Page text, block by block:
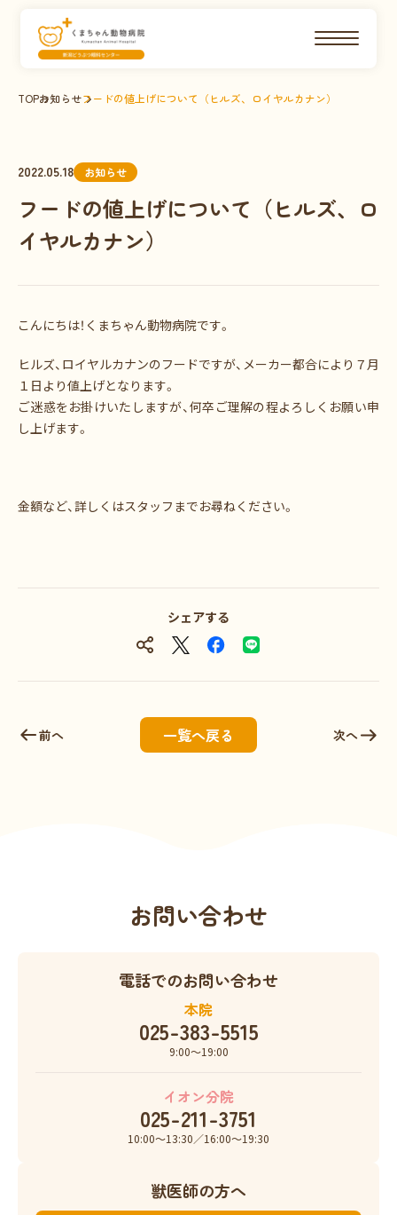
TOPお知らせフードの値上げについて（ヒルズ、ロイヤルカナン）
2022.05.18 お知らせ
フードの値上げについて（ヒルズ、ロ
イヤルカナン）
こんにちは！くまちゃん動物病院です。
ヒルズ、ロイヤルカナンのフードですが、メーカー都合により７月
１日より値上げとなります。
ご迷惑をお掛けいたしますが、何卒ご理解の程よろしくお願い申
し上げます。
金額など、詳しくはスタッフまでお尋ねください。
シェアする
前へ 一覧へ戻る 次へ
お問い合わせ
電話でのお問い合わせ
本院
025-383-5515
9:00〜19:00
イオン分院
025-211-3751
10:00〜13:30／16:00〜19:30
獣医師の方へ